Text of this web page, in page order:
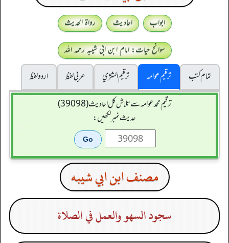
ابواب احادیث
رواۃ الحدیث
سوانح حیات: امام ابن ابی شیبہ رحمہ اللہ
تمام کتب
ترقیم عوامہ ترقيم الشژي عربی لفظ
اردو لفظ
ترقیم محمدعوامہ سے تلاش کل احادیث (39098)
حدیث نمبر لکھیں:
مصنف ابن ابي شيبه
سجود السهو والعمل في الصلاة